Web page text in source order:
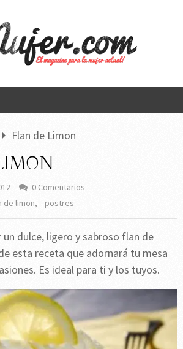
Flan de Limon
0 Comentarios
de limon, postres
un dulce, ligero y sabroso flan de
esta receta que adornará tu mesa
Es ideal para ti y los tuyos.